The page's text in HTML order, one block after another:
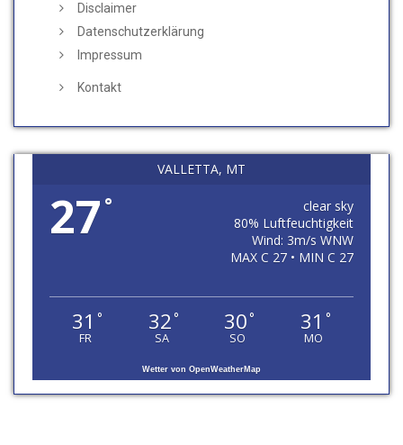
Disclaimer
Datenschutzerklärung
Impressum
Kontakt
VALLETTA, MT
27 °
clear sky
80% Luftfeuchtigkeit
Wind: 3m/s WNW
MAX C 27 • MIN C 27
31 °
FR
32 °
SA
30 °
SO
31 °
MO
Wetter von OpenWeatherMap